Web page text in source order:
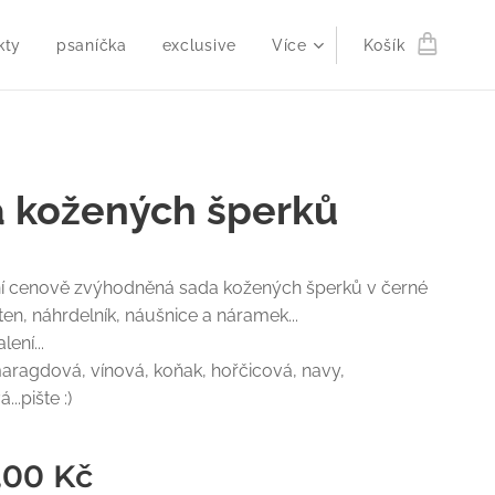
psaníčka exclusive Více Košík
kožených šperků
cenově zvýhodněná sada kožených šperků v černé
náhrdelník, náušnice a náramek...
vínová, koňak, hořčicová, navy,
:)
Kč